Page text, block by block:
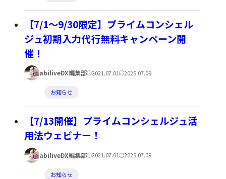
テ
ゴ
リ
ー:
【7/1～9/30限定】プライムコンシェル
ジュ初期入力代行無料キャンペーン開
催！
著
者:
abiliveDX編集部公
日:
2021.07.01更
日:
2025.07.09
テ
ゴ
リ
ー:
お知らせ
【7/13開催】プライムコンシェルジュ活
用法ウェビナー！
著
者:
abiliveDX編集部公2021.07.01更2025.07.09
お知らせ